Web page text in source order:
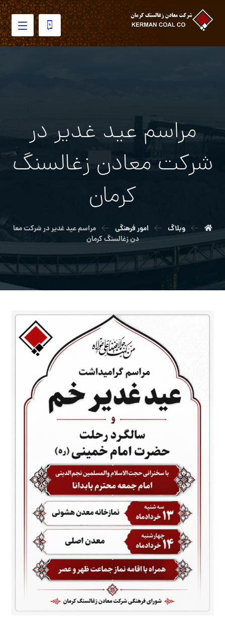
مراسم عيد غدير در
شركت معادن زغالسنگ
كرمان
وبلاگ امور فرهنگی
مراسم عيد غدير در شركت معا
دن زغالسنگ كرمان